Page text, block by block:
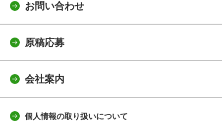
お問い合わせ
原稿応募
会社案内
個人情報の取り扱いについて